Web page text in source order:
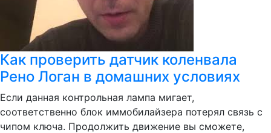
Как проверить датчик коленвала
Рено Логан в домашних условиях
Если данная контрольная лампа мигает,
соответственно блок иммобилайзера потерял связь с
чипом ключа. Продолжить движение вы сможете,